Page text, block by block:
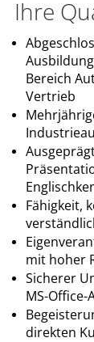
Ihre
Bereich
Vertrieb
Fähigkeit,
mit hoher
Sicherer
MS-
direkten